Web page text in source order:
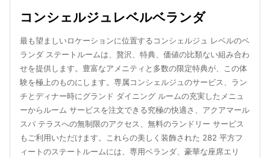
コンシェルジュレベルベランダ
最も望ましいロケーションに位置するコンシェルジュ レベルのベ
ランダ ステートルームは、贅沢、特典、価値の比類ない組み合わ
せを提供します。豊富なアメニティと多数の限定特典が、この体
験を極上のものにします。専属コンシェルジュのサービス、ラン
チとディナー時にグランド ダイニング ルームの充実したメニュ
ーからルーム サービスを注文できる究極の快適さ、アクアマール
スパ テラスへの無制限のアクセス、無料のランドリー サービス
もご利用いただけます。これらの美しく装飾された 282 平方フ
ィートのステートルームには、専用ベランダ、豪華な座席エリ